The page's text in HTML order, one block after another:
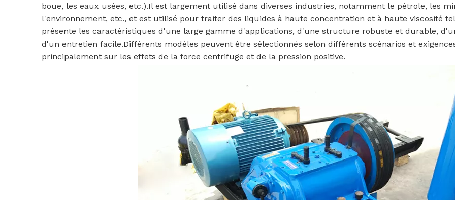
boue, les eaux usées, etc.).Il est largement utilisé dans diverses industries, notamment le pétrole, les
l'environnement, etc., et est utilisé pour traiter des liquides à haute concentration et à haute viscosité
présente les caractéristiques d'une large gamme d'applications, d'une structure robuste et durable,
d'un entretien facile.Différents modèles peuvent être sélectionnés selon différents scénarios et
principalement sur les effets de la force centrifuge et de la pression positive.